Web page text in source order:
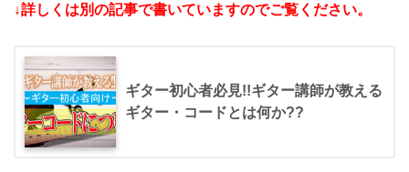
↓詳しくは別の記事で書いていますのでご覧ください。
ギター初心者必見!!ギター講師が教える
ギター・コードとは何か??